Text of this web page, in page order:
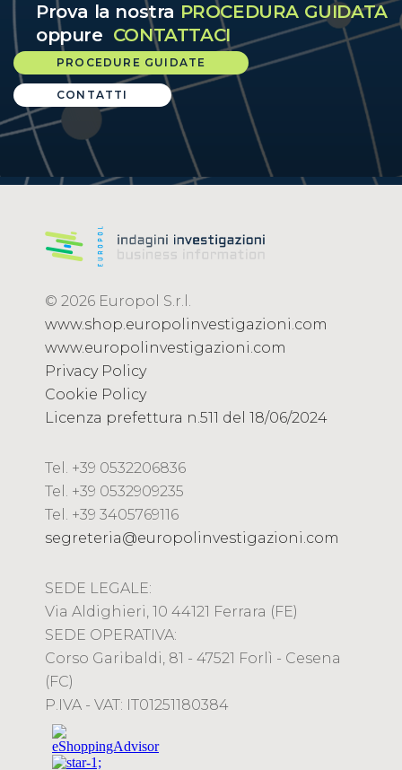
Prova la nostra PROCEDURA GUIDATA
oppure CONTATTACI
PROCEDURE GUIDATE
CONTATTI
© 2026 Europol S.r.l.
www.shop.europolinvestigazioni.com
www.europolinvestigazioni.com
Privacy Policy
Cookie Policy
Licenza prefettura n.511 del 18/06/2024
Tel. +39 0532206836
Tel. +39 0532909235
Tel. +39 3405769116
segreteria@europolinvestigazioni.com
SEDE LEGALE:
Via Aldighieri, 10 44121 Ferrara (FE)
SEDE OPERATIVA:
Corso Garibaldi, 81 - 47521 Forlì - Cesena
(FC)
P.IVA - VAT: IT01251180384